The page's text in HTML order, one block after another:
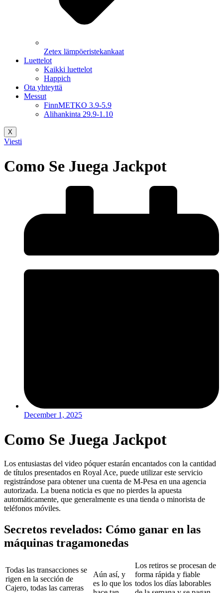
Zetex lämpöeristekankaat
Luettelot
Kaikki luettelot
Happich
Ota yhteyttä
Messut
FinnMETKO 3.9-5.9
Alihankinta 29.9-1.10
X
Viesti
Como Se Juega Jackpot
December 1, 2025
Como Se Juega Jackpot
Los entusiastas del video póquer estarán encantados con la cantidad
de títulos presentados en Royal Ace, puede utilizar este servicio
registrándose para obtener una cuenta de M-Pesa en una agencia
autorizada. La buena noticia es que no pierdes la apuesta
automáticamente, que generalmente es una tienda o minorista de
teléfonos móviles.
Secretos revelados: Cómo ganar en las
máquinas tragamonedas
Todas las transacciones se
rigen en la sección de
Cajero, todas las carreras
Aún así, y
es lo que los
Los retiros se procesan de
forma rápida y fiable
todos los días laborables